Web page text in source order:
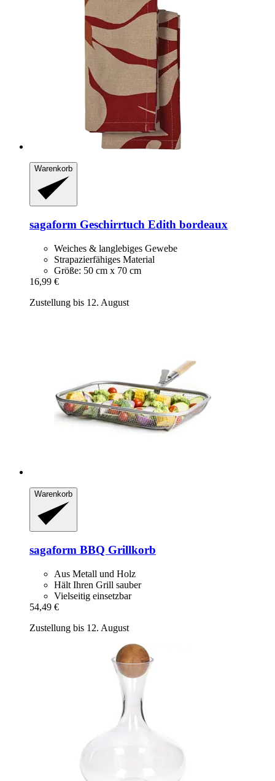
Warenkorb
sagaform Geschirrtuch Edith bordeaux
Weiches & langlebiges Gewebe
Strapazierfähiges Material
Größe: 50 cm x 70 cm
16,99 €
Zustellung bis 12. August
Warenkorb
sagaform BBQ Grillkorb
Aus Metall und Holz
Hält Ihren Grill sauber
Vielseitig einsetzbar
54,49 €
Zustellung bis 12. August